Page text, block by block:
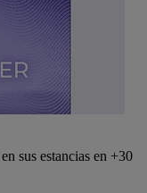
en sus estancias en +30